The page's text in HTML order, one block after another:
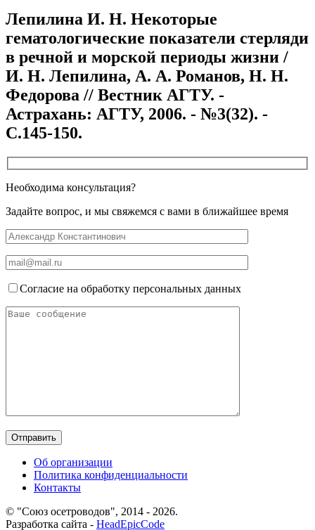
Лепилина И. Н. Некоторые
гематологические показатели стерляди
в речной и морской периоды жизни /
И. Н. Лепилина, А. А. Романов, Н. Н.
Федорова // Вестник АГТУ. -
Астрахань: АГТУ, 2006. - №3(32). -
С.145-150.
Необходима консультация?
Задайте вопрос, и мы свяжемся с вами в ближайшее время
Согласие на обработку персональных данных
Об организации
Политика конфиденциальности
Контакты
© "Союз осетроводов", 2014 - 2026.
Разработка сайта - HeadEpicCode